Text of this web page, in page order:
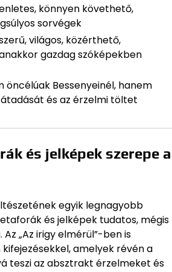
könnyen követhető,
sorvégek
világos, közérthető,
gazdag szóképekben
öncélúak Bessenyeinél, hanem
és az érzelmi töltet
és jelképek szerepe a
egyik legnagyobb
és jelképek tudatos, mégis
„Az irigy elmérül”-ben is
amelyek révén a
teszi az absztrakt érzelmeket és